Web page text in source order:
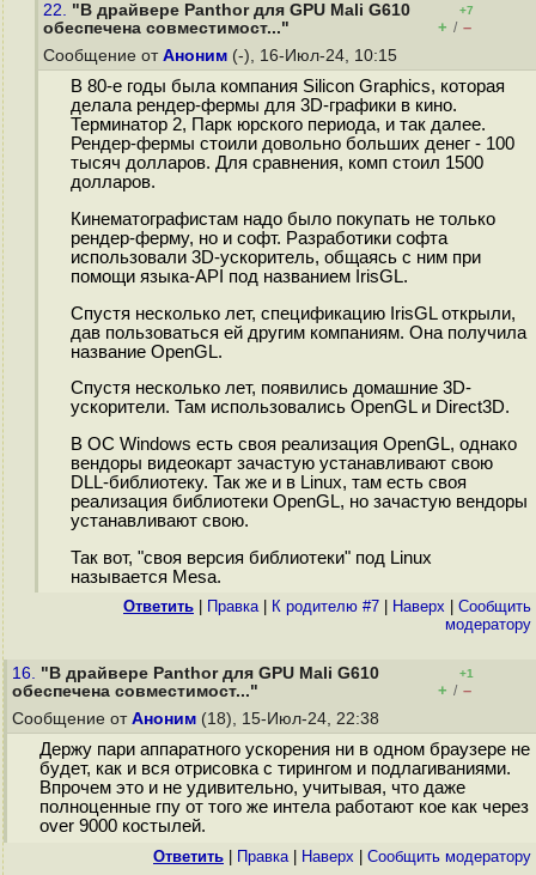
22. "В драйвере Panthor для GPU Mali G610
обеспечена совместимост..."
+7
+ / –
Сообщение от Аноним (-), 16-Июл-24, 10:15
В 80-е годы была компания Silicon Graphics, которая
делала рендер-фермы для 3D-графики в кино.
Терминатор 2, Парк юрского периода, и так далее.
Рендер-фермы стоили довольно больших денег - 100
тысяч долларов. Для сравнения, комп стоил 1500
долларов.
Кинематографистам надо было покупать не только
рендер-ферму, но и софт. Разработики софта
использовали 3D-ускоритель, общаясь с ним при
помощи языка-API под названием IrisGL.
Спустя несколько лет, спецификацию IrisGL открыли,
дав пользоваться ей другим компаниям. Она получила
название OpenGL.
Спустя несколько лет, появились домашние 3D-
ускорители. Там использовались OpenGL и Direct3D.
В ОС Windows есть своя реализация OpenGL, однако
вендоры видеокарт зачастую устанавливают свою
DLL-библиотеку. Так же и в Linux, там есть своя
реализация библиотеки OpenGL, но зачастую вендоры
устанавливают свою.
Так вот, "своя версия библиотеки" под Linux
называется Mesa.
Ответить Правка| К родителю #7 Наверх
Cообщить
модератору
16. "В драйвере Panthor для GPU Mali G610
обеспечена совместимост..."
+1
+ / –
Сообщение от Аноним (18), 15-Июл-24, 22:38
Держу пари аппаратного ускорения ни в одном браузере не
будет, как и вся отрисовка с тирингом и подлагиваниями.
Впрочем это и не удивительно, учитывая, что даже
полноценные гпу от того же интела работают кое как через
over 9000 костылей.
Ответить Правка| Наверх Cообщить модератору